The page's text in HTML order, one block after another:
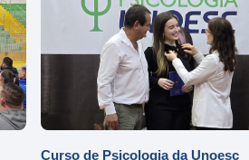
Curso de Psicologia da Unoesc